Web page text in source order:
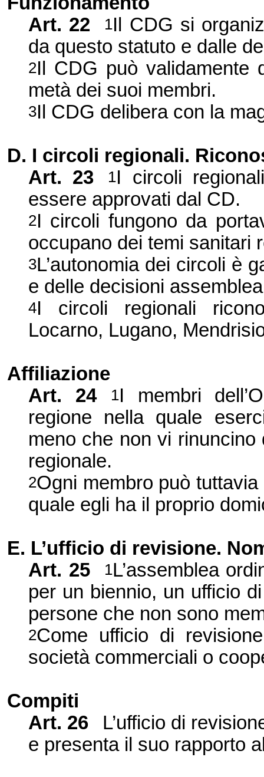
Art. 22
1Il CDG si
da questo statuto e dalle
2Il CDG può validamente
metà dei suoi membri.
3Il CDG delibera con la
D. I circoli regionali.
Art. 23
1I circoli
essere approvati dal CD.
2I circoli fungono da
occupano dei temi sanitari
3L’autonomia dei circoli è
e delle decisioni
4I circoli regionali
Locarno, Lugano,
Affiliazione
Art. 24
1I membri
regione nella quale
meno che non vi
regionale.
2Ogni membro può
quale egli ha il proprio
E. L’ufficio di revisione.
Art. 25
1L’assemblea
per un biennio, un ufficio
persone che non sono
2Come ufficio di
società commerciali o
Compiti
Art. 26
L’ufficio di
e presenta il suo rapporto